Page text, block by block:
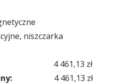
niszczarka
4 461,13 zł
4 461,13 zł